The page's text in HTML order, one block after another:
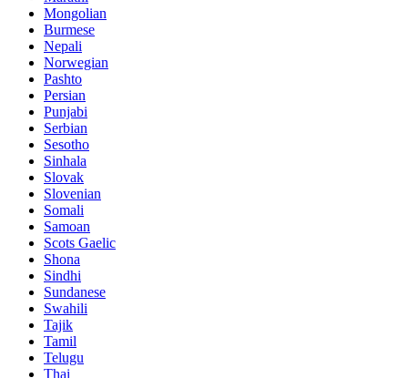
Mongolian
Burmese
Nepali
Norwegian
Pashto
Persian
Punjabi
Serbian
Sesotho
Sinhala
Slovak
Slovenian
Somali
Samoan
Scots Gaelic
Shona
Sindhi
Sundanese
Swahili
Tajik
Tamil
Telugu
Thai